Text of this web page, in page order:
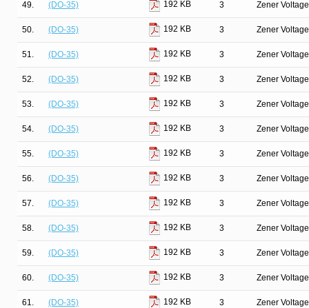
49. (DO-35) 192 KB 3 Zener
50. (DO-35) 192 KB 3 Zener
51. (DO-35) 192 KB 3 Zener
52. (DO-35) 192 KB 3 Zener
53. (DO-35) 192 KB 3 Zener
54. (DO-35) 192 KB 3 Zener
55. (DO-35) 192 KB 3 Zener
56. (DO-35) 192 KB 3 Zener
57. (DO-35) 192 KB 3 Zener
58. (DO-35) 192 KB 3 Zener
59. (DO-35) 192 KB 3 Zener
60. (DO-35) 192 KB 3 Zener
61. (DO-35) 192 KB 3 Zener